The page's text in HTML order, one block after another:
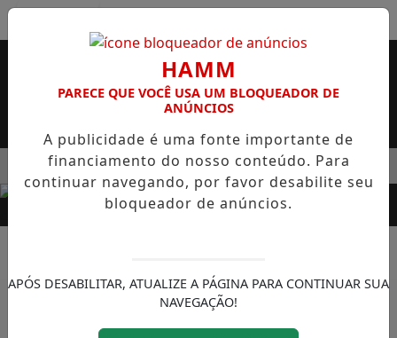
ROSSI SERÁ BREVEMENTE INAUGURADA
EM ALTA
MENU
HAMM
PARECE QUE VOCÊ USA UM BLOQUEADOR DE
ANÚNCIOS
A publicidade é uma fonte importante de
financiamento do nosso conteúdo. Para
continuar navegando, por favor desabilite seu
bloqueador de anúncios.
APÓS DESABILITAR, ATUALIZE A PÁGINA PARA CONTINUAR SUA
NAVEGAÇÃO!